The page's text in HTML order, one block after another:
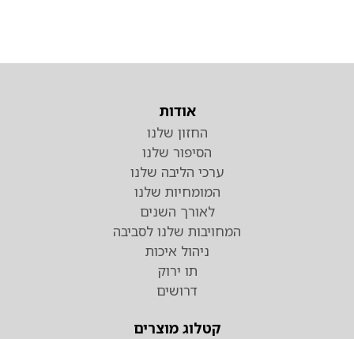
אודות
החזון שלנו
הסיפור שלנו
ערכי הליבה שלנו
המומחיות שלנו
לאורך השנים
המחויבות שלנו לסביבה
ניהול איכות
תו ירוק
דרושים
קטלוג מוצרים